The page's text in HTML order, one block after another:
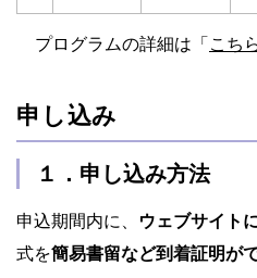
プログラムの詳細は「 こち
申し込み
１．申し込み方法
申込期間内に、 ウェブサイト
式を簡易書留など到着証明が